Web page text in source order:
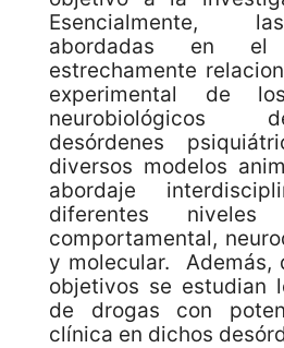
Esencialmente,
abordadas en el
estrechamente
experimental de
neurobiológicos
desórdenes
diversos modelos
abordaje
diferentes
comportamental,
y molecular. Además,
objetivos se estudian
de drogas con
clínica en dichos